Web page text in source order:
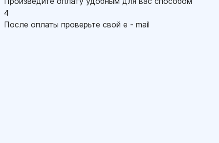
4
После оплаты проверьте свой e - mail